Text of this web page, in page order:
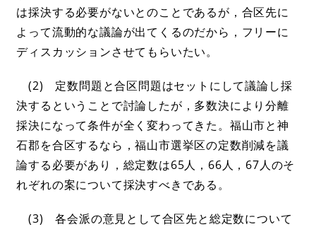
は採決する必要がないとのことであるが，合区先に
よって流動的な議論が出てくるのだから，フリーに
ディスカッションさせてもらいたい。
(2) 定数問題と合区問題はセットにして議論し採
決するということで討論したが，多数決により分離
採決になって条件が全く変わってきた。福山市と神
石郡を合区するなら，福山市選挙区の定数削減を議
論する必要があり，総定数は65人，66人，67人のそ
れぞれの案について採決すべきである。
(3) 各会派の意見として合区先と総定数について